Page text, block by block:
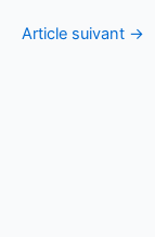
Article suivant →